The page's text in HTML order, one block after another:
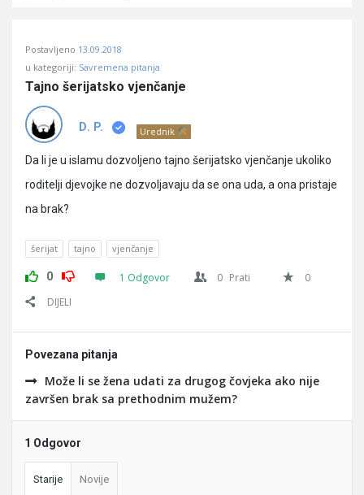
Učene
®
Latest
Pitanja
Postavljeno 13.09.2018
u kategoriji: Savremena pitanja
Tajno šerijatsko vjenčanje
D. P. Urednik
Da li je u islamu dozvoljeno tajno šerijatsko vjenčanje ukoliko
roditelji djevojke ne dozvoljavaju da se ona uda, a ona pristaje
na brak?
šerijat tajno vjenčanje
0 1 Odgovor 0 Prati
0
DIJELI
Povezana pitanja
Može li se žena udati za drugog čovjeka ako nije
završen brak sa prethodnim mužem?
1 Odgovor
Starije Novije